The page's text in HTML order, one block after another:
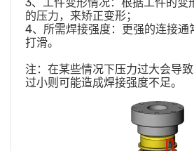
的压力，来矫正变形；
4、所需焊接强度：更强的连接通
打滑。
注：在某些情况下压力过大会导致
过小则可能造成焊接强度不足。